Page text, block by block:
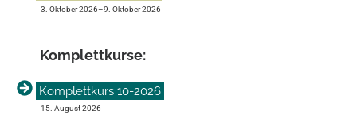
3. Oktober 2026–9. Oktober 2026
Komplett­kurse:
Komplettkurs 10-2026
15. August 2026